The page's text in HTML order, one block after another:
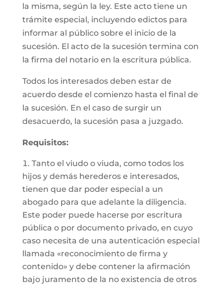
la misma, según la ley. Este acto tiene un
trámite especial, incluyendo edictos para
informar al público sobre el inicio de la
sucesión. El acto de la sucesión termina con
la firma del notario en la escritura pública.
Todos los interesados deben estar de
acuerdo desde el comienzo hasta el final de
la sucesión. En el caso de surgir un
desacuerdo, la sucesión pasa a juzgado.
Requisitos:
Tanto el viudo o viuda, como todos los
hijos y demás herederos e interesados,
tienen que dar poder especial a un
abogado para que adelante la diligencia.
Este poder puede hacerse por escritura
pública o por documento privado, en cuyo
caso necesita de una autenticación especial
llamada «reconocimiento de firma y
contenido» y debe contener la afirmación
bajo juramento de la no existencia de otros